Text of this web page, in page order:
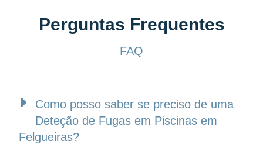
Perguntas Frequentes
FAQ
Como posso saber se preciso de uma
Deteção de Fugas em Piscinas em
Felgueiras?